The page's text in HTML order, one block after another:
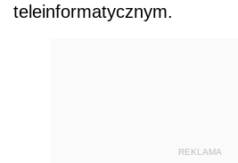
teleinformatycznym.
REKLAMA